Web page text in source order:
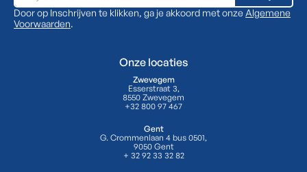
Door op Inschrijven te klikken, ga je akkoord met onze Algemene
Voorwaarden.
Onze locaties
Zwevegem
Esserstraat 3,
8550 Zwevegem
+32 800 97 467
Gent
G. Crommenlaan 4 bus 0501,
9050 Gent
+ 32 92 33 32 82